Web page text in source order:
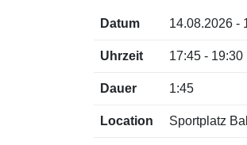
Datum 14.08.2026 -
Uhrzeit 17:45 - 19:30
Dauer 1:45
Location Sportplatz